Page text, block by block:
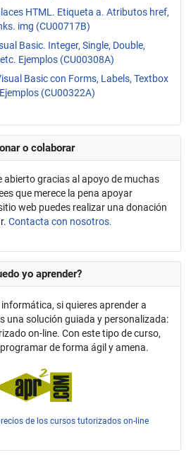
HTML. Etiqueta a. Atributos href,
img (CU00717B)
Basic. Integer, Single, Double,
Ejemplos (CU00308A)
Basic con Forms, Labels, Textbox
(CU00322A)
o colaborar
abierto gracias al apoyo de muchas
que merece la pena apoyar
web puedes realizar una donación
Contacta con nosotros.
yo aprender?
si quieres aprender a
una solución guiada y personalizada:
on-line. Con este tipo de curso,
de forma ágil y amena.
de los cursos tutorizados on-line